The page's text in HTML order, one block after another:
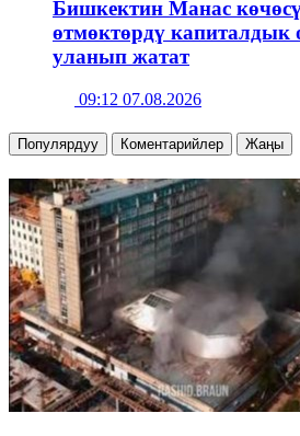
Бишкектин Манас
өтмөктөрдү капиталдык
уланып жатат
09:12 07.08.2026
Популярдуу Коментарийлер Жаңы